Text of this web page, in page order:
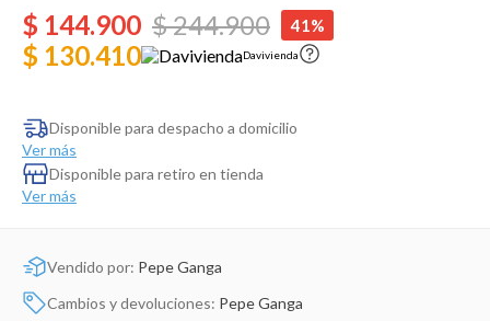
$ 144.900 $244.900 41%
$ 130.410 Davivienda
Disponible para despacho a domicilio
Ver más
Disponible para retiro en tienda
Ver más
Vendido por: Pepe Ganga
Cambios y devoluciones: Pepe Ganga
Silla Mecedora Bebé
Bebes
Cartas Pokemon
Dinosaurio Juguete